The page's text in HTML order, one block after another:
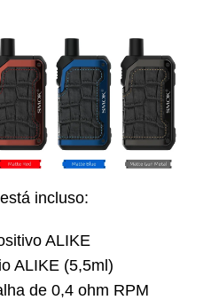
incluso:
ALIKE
ALIKE (5,5ml)
de 0,4 ohm RPM